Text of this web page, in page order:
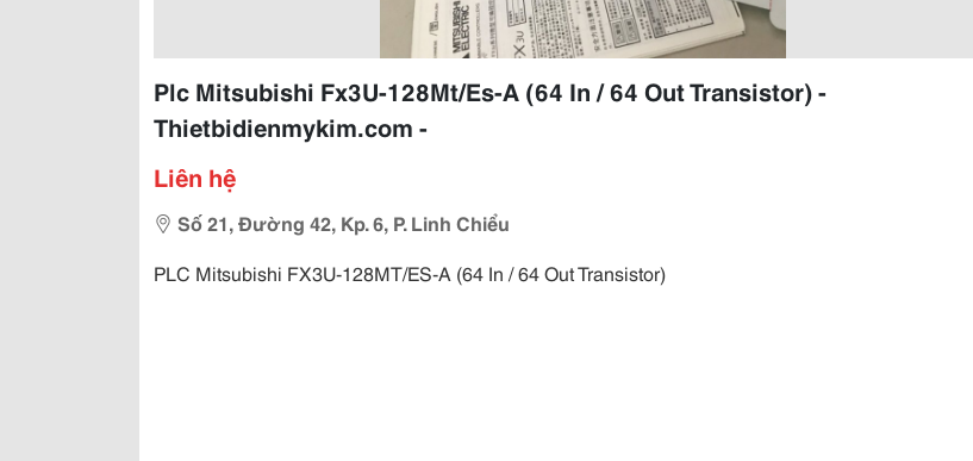
Plc Mitsubishi Fx3U-128Mt/Es-A (64 In / 64 Out Transistor) -
Thietbidienmykim.com -
Liên hệ
Số 21, Đường 42, Kp. 6, P. Linh Chiểu
PLC Mitsubishi FX3U-128MT/ES-A (64 In / 64 Out Transistor)